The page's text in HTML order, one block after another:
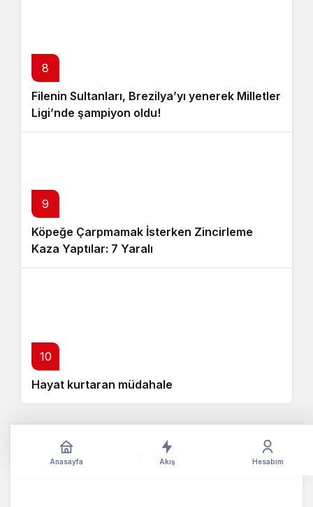
8
Filenin Sultanları, Brezilya’yı yenerek Milletler
Ligi’nde şampiyon oldu!
9
Köpeğe Çarpmamak İsterken Zincirleme
Kaza Yaptılar: 7 Yaralı
10
Hayat kurtaran müdahale
Anasayfa Akış Hesabım